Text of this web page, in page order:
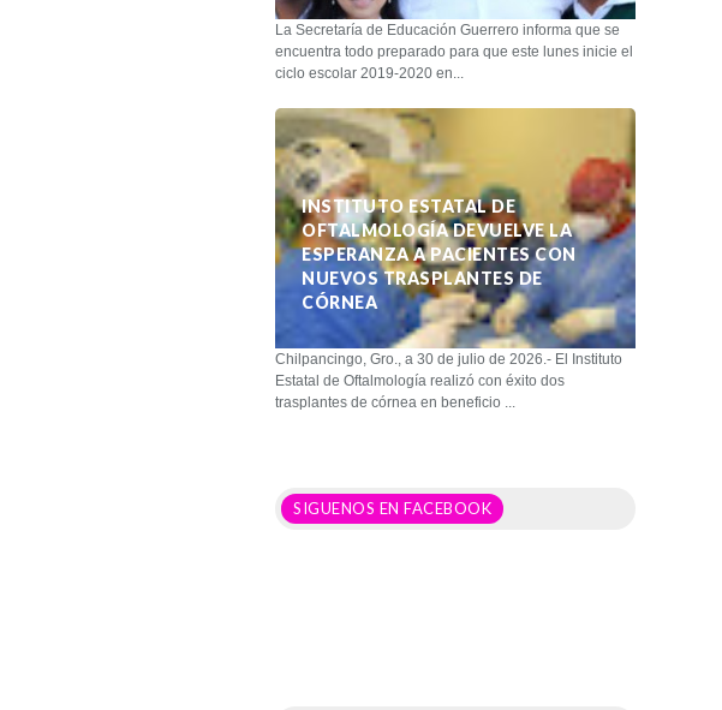
La Secretaría de Educación Guerrero informa que se
encuentra todo preparado para que este lunes inicie el
ciclo escolar 2019-2020 en...
INSTITUTO ESTATAL DE
OFTALMOLOGÍA DEVUELVE LA
ESPERANZA A PACIENTES CON
NUEVOS TRASPLANTES DE
CÓRNEA
Chilpancingo, Gro., a 30 de julio de 2026.- El Instituto
Estatal de Oftalmología realizó con éxito dos
trasplantes de córnea en beneficio ...
SIGUENOS EN FACEBOOK